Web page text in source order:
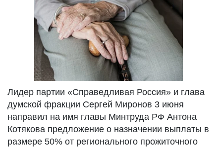
Лидер партии «Справедливая Россия» и глава
думской фракции Сергей Миронов 3 июня
направил на имя главы Минтруда РФ Антона
Котякова предложение о назначении выплаты в
размере 50% от регионального прожиточного